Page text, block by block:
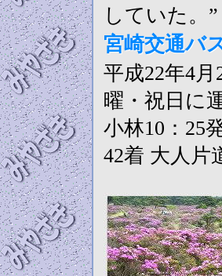
していた。”
宮崎交通バ
平成22年4
曜・祝日に
小林10：25
42着 大人片